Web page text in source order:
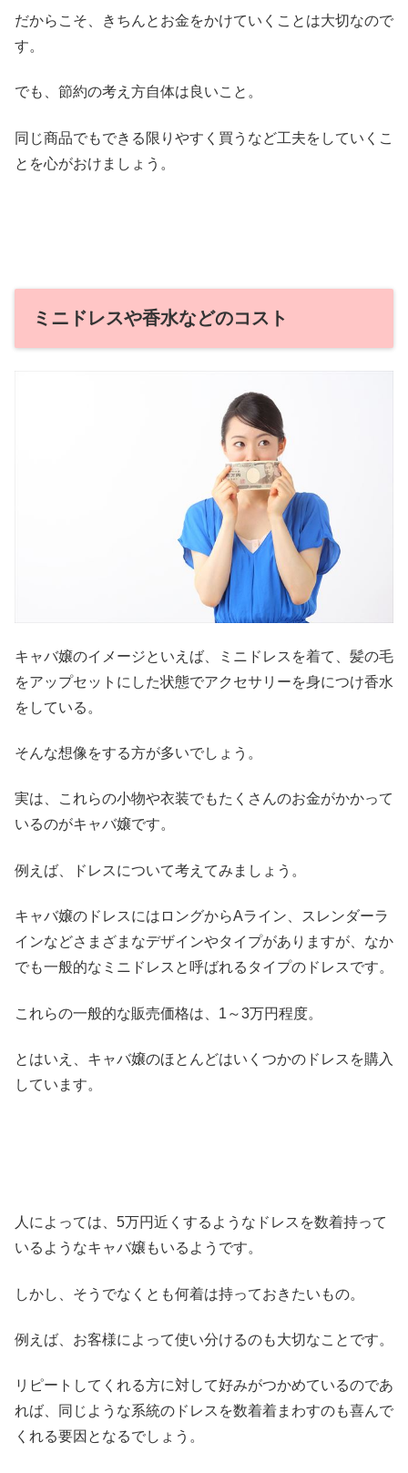
だからこそ、きちんとお金をかけていくことは大切なので
す。
でも、節約の考え方自体は良いこと。
同じ商品でもできる限りやすく買うなど工夫をしていくこ
とを心がおけましょう。
ミニドレスや香水などのコスト
キャバ嬢のイメージといえば、ミニドレスを着て、髪の毛
をアップセットにした状態でアクセサリーを身につけ香水
をしている。
そんな想像をする方が多いでしょう。
実は、これらの小物や衣装でもたくさんのお金がかかって
いるのがキャバ嬢です。
例えば、ドレスについて考えてみましょう。
キャバ嬢のドレスにはロングからAライン、スレンダーラ
インなどさまざまなデザインやタイプがありますが、なか
でも一般的なミニドレスと呼ばれるタイプのドレスです。
これらの一般的な販売価格は、1～3万円程度。
とはいえ、キャバ嬢のほとんどはいくつかのドレスを購入
しています。
人によっては、5万円近くするようなドレスを数着持って
いるようなキャバ嬢もいるようです。
しかし、そうでなくとも何着は持っておきたいもの。
例えば、お客様によって使い分けるのも大切なことです。
リピートしてくれる方に対して好みがつかめているのであ
れば、同じような系統のドレスを数着着まわすのも喜んで
くれる要因となるでしょう。